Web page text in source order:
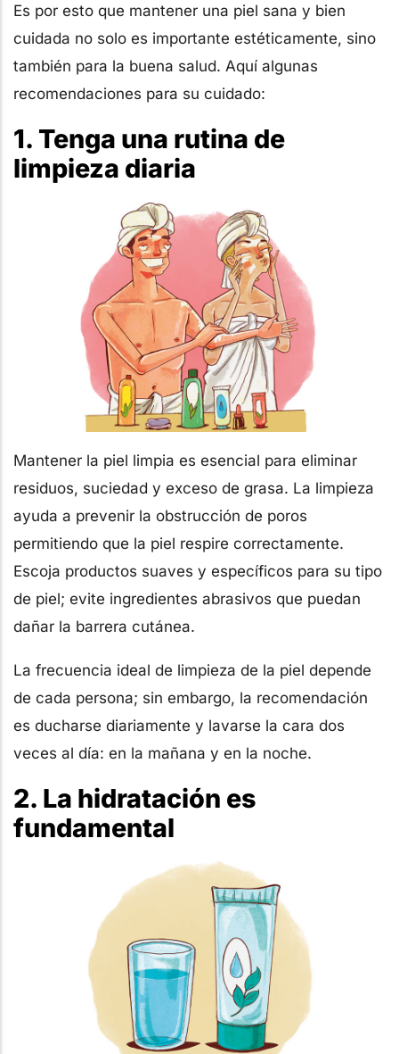
Es por esto que mantener una piel sana y bien
cuidada no solo es importante estéticamente, sino
también para la buena salud. Aquí algunas
recomendaciones para su cuidado:
1. Tenga una rutina de
limpieza diaria
Mantener la piel limpia es esencial para eliminar
residuos, suciedad y exceso de grasa. La limpieza
ayuda a prevenir la obstrucción de poros
permitiendo que la piel respire correctamente.
Escoja productos suaves y específicos para su tipo
de piel; evite ingredientes abrasivos que puedan
dañar la barrera cutánea.
La frecuencia ideal de limpieza de la piel depende
de cada persona; sin embargo, la recomendación
es ducharse diariamente y lavarse la cara dos
veces al día: en la mañana y en la noche.
2. La hidratación es
fundamental